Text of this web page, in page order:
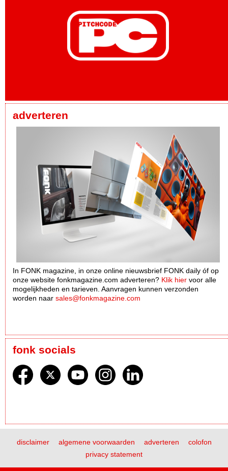
adverteren
In FONK magazine, in onze online nieuwsbrief FONK daily óf op
onze website fonkmagazine.com adverteren? Klik hier voor alle
mogelijkheden en tarieven. Aanvragen kunnen verzonden
worden naar sales@fonkmagazine.com
fonk socials
disclaimer algemene voorwaarden adverteren
colofon
privacy statement